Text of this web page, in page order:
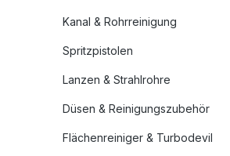
Kanal & Rohrreinigung
Spritzpistolen
Lanzen & Strahlrohre
Düsen & Reinigungszubehör
Flächenreiniger & Turbodevil